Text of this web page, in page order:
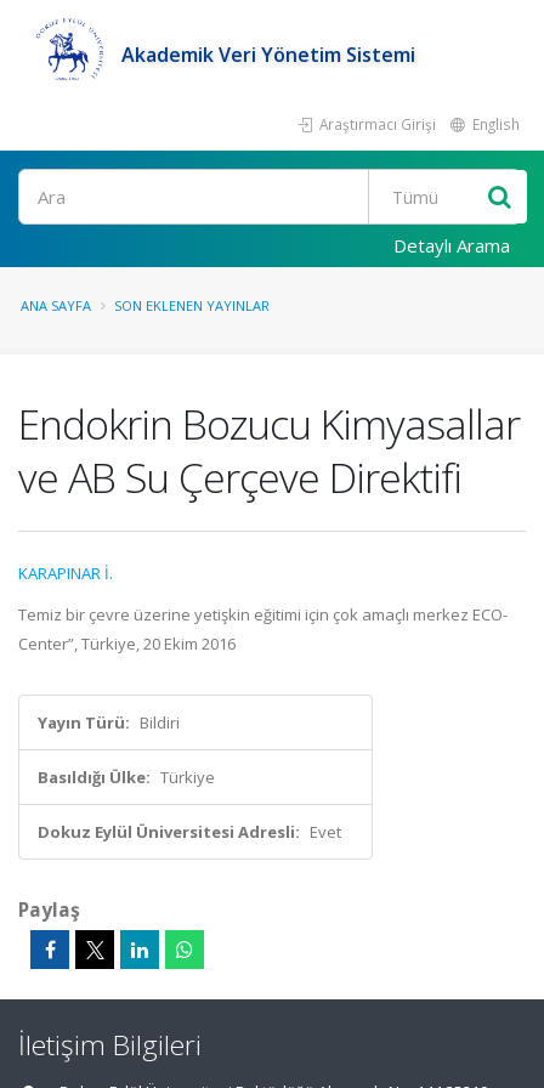
Akademik Veri Yönetim Sistemi
Araştırmacı Girişi English
Ara
Detaylı Arama
ANA SAYFA SON EKLENEN YAYINLAR
Endokrin Bozucu Kimyasallar
ve AB Su Çerçeve Direktifi
KARAPINAR İ.
Temiz bir çevre üzerine yetişkin eğitimi için çok amaçlı merkez ECO-
Center”, Türkiye, 20 Ekim 2016
Yayın Türü: Bildiri
Basıldığı Ülke: Türkiye
Dokuz Eylül Üniversitesi Adresli: Evet
Paylaş
İletişim Bilgileri